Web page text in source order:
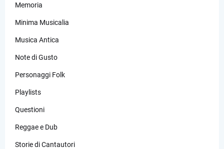
Memoria
Minima Musicalia
Musica Antica
Note di Gusto
Personaggi Folk
Playlists
Questioni
Reggae e Dub
Storie di Cantautori